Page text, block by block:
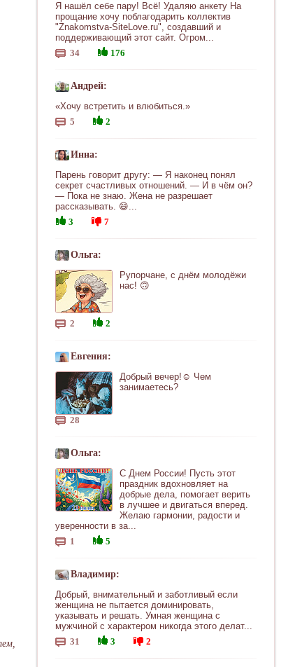
Я нашёл себе пару! Всё! Удаляю анкету На
прощание хочу поблагодарить коллектив
"Znakomstva-SiteLove.ru", создавший и
поддерживающий этот сайт. Огром...
34
176
Андрей:
«Хочу встретить и влюбиться.»
5
2
Инна:
Парень говорит другу: — Я наконец понял
секрет счастливых отношений. — И в чём он?
— Пока не знаю. Жена не разрешает
рассказывать. 😄...
3
7
Ольга:
Рупорчане, с днём молодёжи
нас! 🙃
2 2
Евгения:
Добрый вечер!☺ Чем
занимаетесь?
28
Ольга:
С Днем России! Пусть этот
праздник вдохновляет на
добрые дела, помогает верить
в лучшее и двигаться вперед.
Желаю гармонии, радости и
уверенности в за...
1
5
Владимир:
Добрый, внимательный и заботливый если
женщина не пытается доминировать,
указывать и решать. Умная женщина с
мужчиной с характером никогда этого делат...
31
3 2